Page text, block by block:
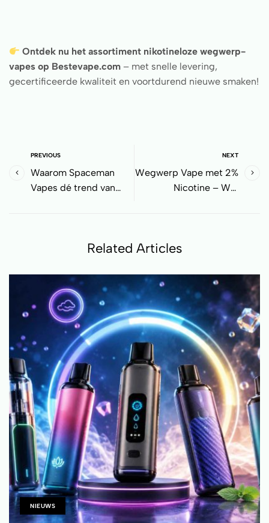
Ontdek nu het assortiment nikotineloze wegwerp-
vapes op Bestevape.com – met snelle levering,
gecertificeerde kwaliteit en voortdurend nieuwe smaken!
PREVIOUS
Waarom Spaceman
Vapes dé trend van
NEXT
Wegwerp Vape met 2%
Nicotine – Wat
Related Articles
NIEUWS